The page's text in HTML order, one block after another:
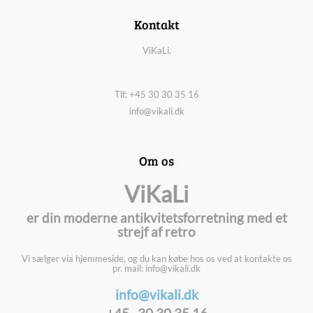
Kontakt
ViKaLi,
Tlf: +45 30 30 35 16
info@vikali.dk
Om os
ViKaLi
er din moderne antikvitetsforretning med et
strejf af retro
Vi sælger via hjemmeside, og du kan købe hos os ved at kontakte os
pr. mail: info@vikali.dk
info@vikali.dk